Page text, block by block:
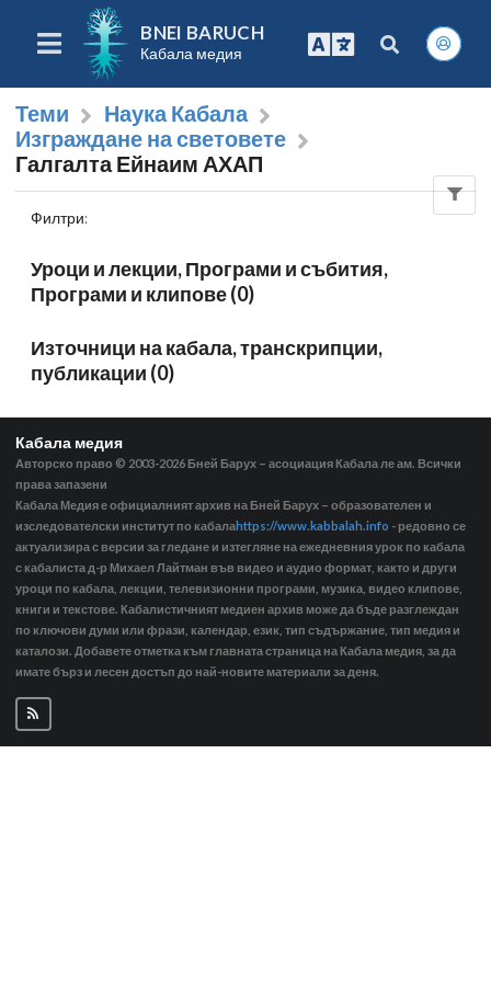
BNEI BARUCH
Кабала медия
Теми
Наука Кабала
Изграждане на световете
Галгалта Ейнаим АХАП
Филтри:
Уроци и лекции, Програми и събития,
Програми и клипове (0)
Източници на кабала, транскрипции,
публикации (0)
Кабала медия
Авторско право © 2003-2026 Бней Барух – асоциация Кабала ле ам. Всички
права запазени
Кабала Медия е официалният архив на Бней Барух – образователен и
изследователски институт по кабалаhttps://www.kabbalah.info - редовно се
актуализира с версии за гледане и изтегляне на ежедневния урок по кабала
с кабалиста д-р Михаел Лайтман във видео и аудио формат, както и други
уроци по кабала, лекции, телевизионни програми, музика, видео клипове,
книги и текстове. Кабалистичният медиен архив може да бъде разглеждан
по ключови думи или фрази, календар, език, тип съдържание, тип медия и
каталози. Добавете отметка към главната страница на Кабала медия, за да
имате бърз и лесен достъп до най-новите материали за деня.